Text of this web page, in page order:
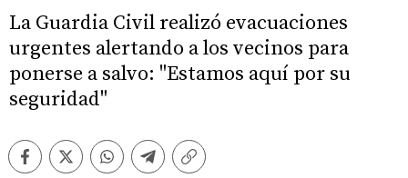
La Guardia Civil realizó evacuaciones
urgentes alertando a los vecinos para
ponerse a salvo: "Estamos aquí por su
seguridad"
FacebookTwitterWhatsappTelegramCopiar